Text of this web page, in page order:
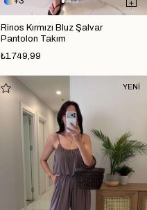
Rinos Kırmızı Bluz Şalvar
Pantolon Takım
₺1.749,99
YENİ